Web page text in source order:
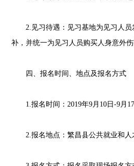
2.见习待遇：见习基地为见习人员
补，并统一为见习人员购买人身意外伤
四、报名时间、地点及报名方式
1.报名时间：2019年9月10日-9月17
2.报名地点：繁昌县公共就业和人才